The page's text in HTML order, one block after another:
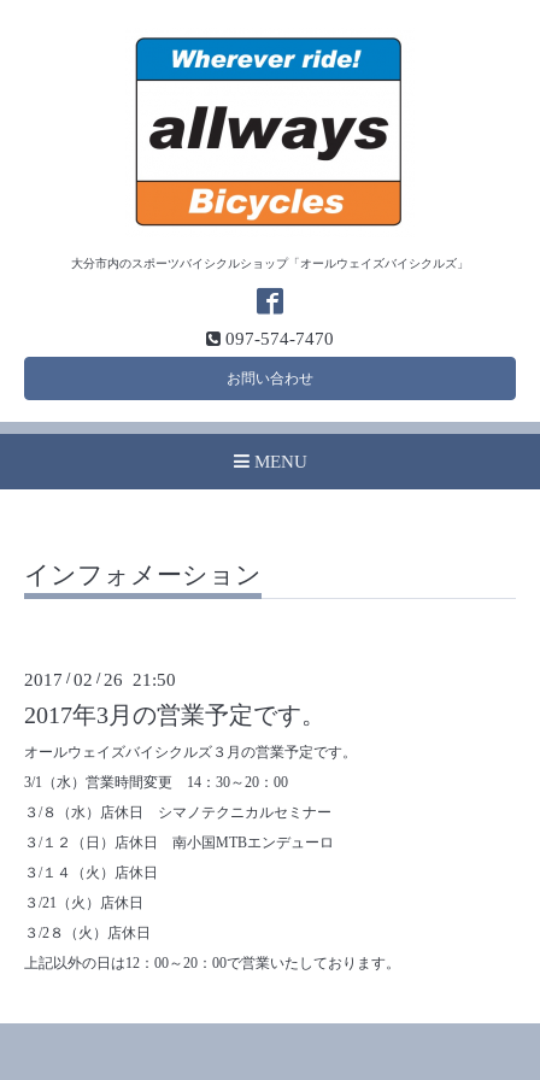
大分市内のスポーツバイシクルショップ「オールウェイズバイシクルズ」
097-574-7470
お問い合わせ
MENU
インフォメーション
2017 /02 / 26 21:50
2017年3月の営業予定です。
オールウェイズバイシクルズ３月の営業予定です。
3/1（水）営業時間変更 14：30～20：00
３/８（水）店休日 シマノテクニカルセミナー
３/１２（日）店休日 南小国MTBエンデューロ
３/１４（火）店休日
３/21（火）店休日
３/2８（火）店休日
上記以外の日は12：00～20：00で営業いたしております。